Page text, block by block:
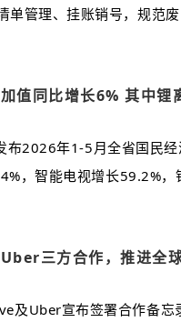
单管理、挂账销号，规范
值同比增长6% 其中锂
布2026年1-5月全省国民
，智能电视增长59.2%
三方合作，推进全
及Uber宣布签署合作备忘